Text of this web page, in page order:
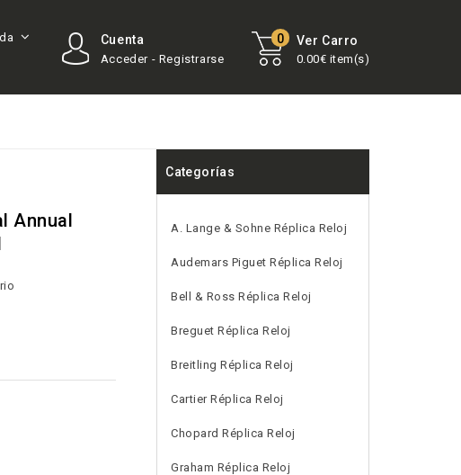
Ver Carro
0.00€ item(s)
0
Cuenta
Acceder - Registrarse
Annual
Categorías
A. Lange & Sohne Réplica Reloj
Audemars Piguet Réplica Reloj
Bell & Ross Réplica Reloj
Breguet Réplica Reloj
Breitling Réplica Reloj
Cartier Réplica Reloj
Chopard Réplica Reloj
Graham Réplica Reloj